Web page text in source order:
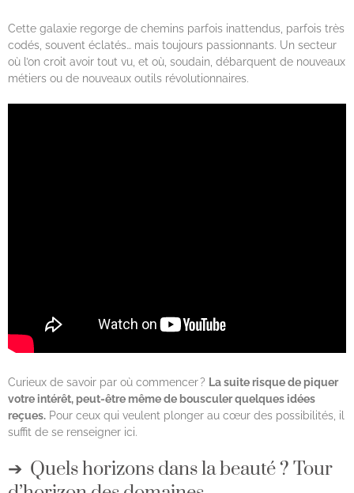
Cette galaxie regorge de chemins parfois inattendus, parfois très
codés, souvent éclatés… mais toujours passionnants. Un secteur
où l’on croit avoir tout vu, et où, soudain, débarquent de nouveaux
métiers ou de nouveaux outils révolutionnaires.
Curieux de savoir par où commencer ? La suite risque de piquer
votre intérêt, peut-être même de bousculer quelques idées
reçues. Pour ceux qui veulent plonger au cœur des possibilités, il
suffit de se renseigner ici.
Quels horizons dans la beauté ? Tour